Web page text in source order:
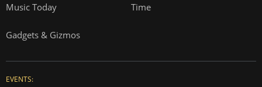
Music Today Time
Gadgets & Gizmos
EVENTS: